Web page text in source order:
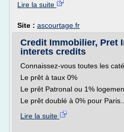
Lire la suite
Site : ascourtage.fr
Credit Immobilier, Pret
interets credits
Connaissez-vous toutes les
Le prêt à taux 0%
Le prêt Patronal ou 1%
Le prêt doublé à 0% pour Paris...
Lire la suite